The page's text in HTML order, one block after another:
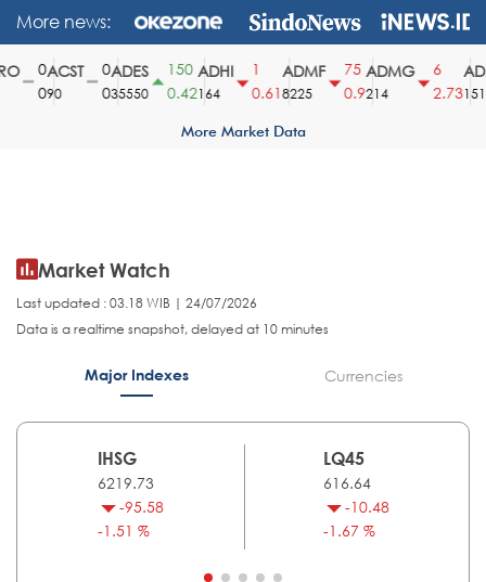
More news:
ACST
90
ADES
35550
150
0.42
ADHI
164
0.61
ADMF
8225
75
0.9
ADMG
214
2.731510
More Market Data
Market Watch
Last updated : 03.18 WIB | 24/07/2026
Data is a realtime snapshot, delayed at 10 minutes
Major Indexes Currencies
IHSG
6219.73
-95.58
-1.51 %
LQ45
616.64
-10.48
-1.67 %